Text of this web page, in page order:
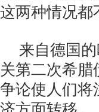
这两种情况都
来自德国
关第二次希
争论使人们将